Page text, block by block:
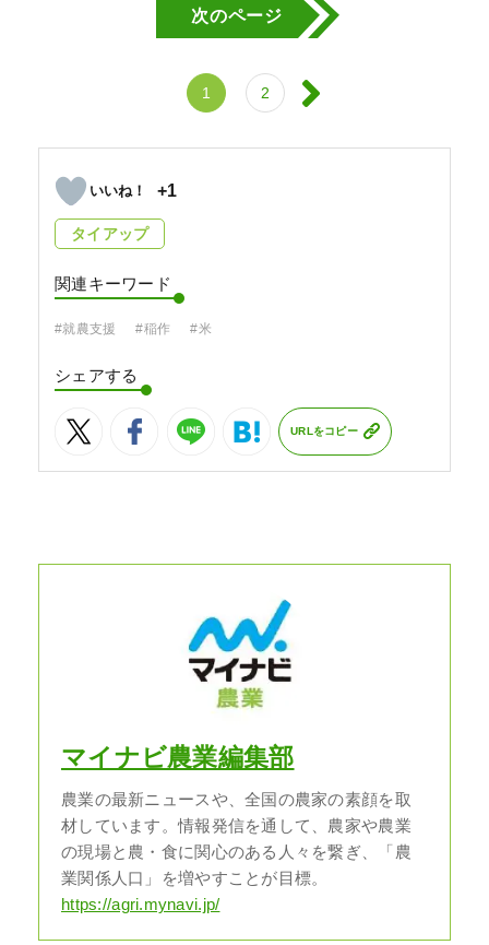
次のページ
1 2
+1
タイアップ
関連キーワード
#就農支援 #稲作 #米
シェアする
URLをコピー
マイナビ農業編集部
農業の最新ニュースや、全国の農家の素顔を取
材しています。情報発信を通して、農家や農業
の現場と農・食に関心のある人々を繋ぎ、「農
業関係人口」を増やすことが目標。
https://agri.mynavi.jp/